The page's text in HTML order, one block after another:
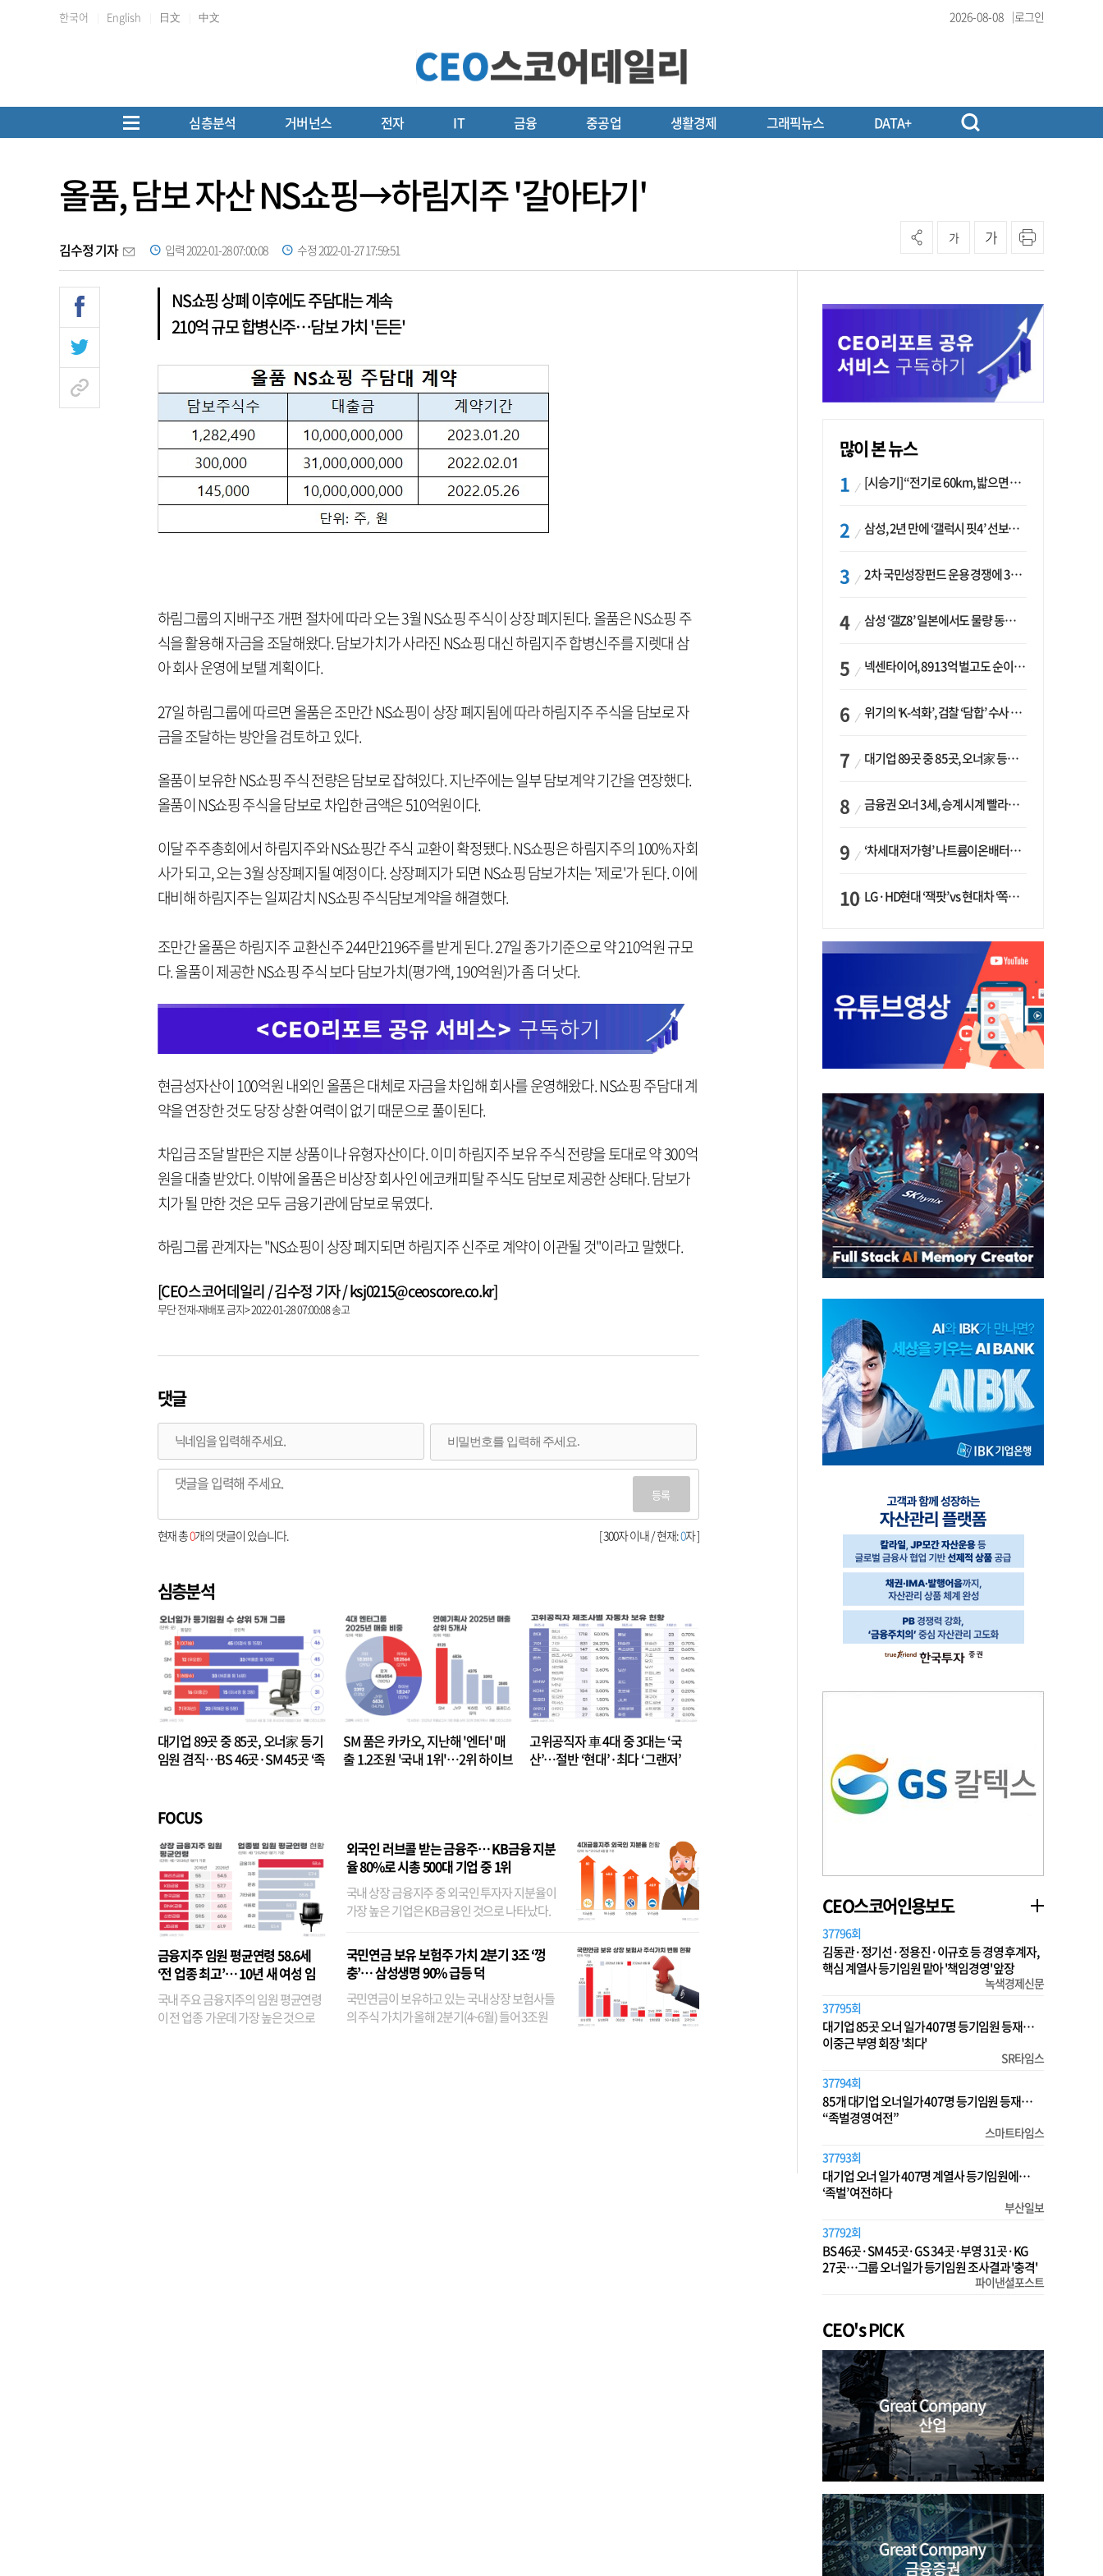
한국어 English 日文 中文 2026-08-08 로그인
심층분석 거버넌스 전자 IT 금융 중공업 생활경제 그래픽뉴스 DATA+
올품, 담보 자산 NS쇼핑→하림지주 '갈아타기'
김수정 기자 입력 2022-01-28 07:00:08 수정 2022-01-27 17:59:51
가 가
NS쇼핑 상폐 이후에도 주담대는 계속
210억 규모 합병신주…담보 가치 '든든'
하림그룹의 지배구조 개편 절차에 따라 오는 3월 NS쇼핑 주식이 상장 폐지된다. 올품은 NS쇼핑 주
식을 활용해 자금을 조달해왔다. 담보가치가 사라진 NS쇼핑 대신 하림지주 합병신주를 지렛대 삼
아 회사 운영에 보탤 계획이다.
27일 하림그룹에 따르면 올품은 조만간 NS쇼핑이 상장 폐지됨에 따라 하림지주 주식을 담보로 자
금을 조달하는 방안을 검토하고 있다.
올품이 보유한 NS쇼핑 주식 전량은 담보로 잡혀있다. 지난주에는 일부 담보계약 기간을 연장했다.
올품이 NS쇼핑 주식을 담보로 차입한 금액은 510억원이다.
이달 주주총회에서 하림지주와 NS쇼핑간 주식 교환이 확정됐다. NS쇼핑은 하림지주의 100% 자회
사가 되고, 오는 3월 상장폐지될 예정이다. 상장폐지가 되면 NS쇼핑 담보가치는 '제로'가 된다. 이에
대비해 하림지주는 일찌감치 NS쇼핑 주식담보계약을 해결했다.
조만간 올품은 하림지주 교환신주 244만2196주를 받게 된다. 27일 종가기준으로 약 210억원 규모
다. 올품이 제공한 NS쇼핑 주식 보다 담보가치(평가액, 190억원)가 좀 더 낫다.
현금성자산이 100억원 내외인 올품은 대체로 자금을 차입해 회사를 운영해왔다. NS쇼핑 주담대 계
약을 연장한 것도 당장 상환 여력이 없기 때문으로 풀이된다.
차입금 조달 발판은 지분 상품이나 유형자산이다. 이미 하림지주 보유 주식 전량을 토대로 약 300억
원을 대출 받았다. 이밖에 올품은 비상장 회사인 에코캐피탈 주식도 담보로 제공한 상태다. 담보가
치가 될 만한 것은 모두 금융기관에 담보로 묶였다.
하림그룹 관계자는 "NS쇼핑이 상장 폐지되면 하림지주 신주로 계약이 이관될 것"이라고 말했다.
[CEO스코어데일리 / 김수정 기자 / ksj0215@ceoscore.co.kr]
무단 전재-재배포 금지> 2022-01-28 07:00:08 송고
댓글
등록
[ 300자 이내 / 현재:0자 ]
현재 총0개의 댓글이 있습니다.
심층분석
대기업 89곳 중 85곳, 오너家 등기
임원 겸직…BS 46곳·SM 45곳 ‘족
SM 품은 카카오, 지난해 '엔터' 매
출 1.2조원 '국내 1위'…2위 하이브
고위공직자 車 4대 중 3대는 ‘국
산’…절반 ‘현대’·최다 ‘그랜저’
FOCUS
금융지주 임원 평균연령 58.6세
‘전 업종 최고’… 10년 새 여성 임
원은 14배 껑충
국내 주요 금융지주의 임원 평균연령
이 전 업종 가운데 가장 높은 것으로
외국인 러브콜 받는 금융주… KB금융 지분
율 80%로 시총 500대 기업 중 1위
국내 상장 금융지주 중 외국인 투자자 지분율이
가장 높은 기업은 KB금융인 것으로 나타났다.
융이었다. 특히 KB금융은 지난달 말 기준 해외
기관투자자 지분율이...
국민연금 보유 보험주 가치 2분기 3조 ‘껑
충’… 삼성생명 90% 급등 덕
국민연금이 보유하고 있는 국내 상장 보험사들
의 주식 가치가 올해 2분기(4~6월) 들어 3조원
많이 본 뉴스
[시승기] “전기로 60km, 밟으면 462마력”…볼보 XC60 T8의 두 얼굴
삼성, 2년 만에 ‘갤럭시 핏4’ 선보이나…웨어러블 생태계 확장 ‘시동’
2차 국민성장펀드 운용 경쟁에 33개사 몰렸다…신한·하나 등 새 얼굴 대거 합류
삼성 ‘갤Z8’ 일본에서도 물량 동났다…애플 참전 앞두고 선두 수성 ‘시험대’
넥센타이어, 8913억 벌고도 순이익 2억…유럽 세부담에 이익 증발
위기의 ‘K-석화’, 검찰 ‘담합’ 수사 착수…“LG·한화·롯데 등 7개 업체, 8개 제품 가격 담합”
대기업 89곳 중 85곳, 오너家 등기임원 겸직…BS 46곳·SM 45곳 ‘족벌경영’ 고착화
금융권 오너 3세, 승계 시계 빨라지나…한국투자 ‘속도’·미래에셋·메리츠는 ‘거리두기’
‘차세대 저가형’ 나트륨이온배터리 시대 오나…LG화학·에코프로, 상용화 속도낸다
LG·HD현대 ‘잭팟’ vs 현대차 ‘쪽박’…글로벌 사모펀드, 韓 대기업 투자 ‘희비’
CEO스코어인용보도
37796회
김동관·정기선·정용진·이규호 등 경영 후계자,
핵심 계열사 등기임원 맡아 '책임경영' 앞장
녹색경제신문
37795회
대기업 85곳 오너 일가 407명 등기임원 등재…
이중근 부영 회장 '최다'
SR타임스
37794회
85개 대기업 오너일가 407명 등기임원 등재…
“족벌경영 여전”
스마트타임스
37793회
대기업 오너 일가 407명 계열사 등기임원에…
‘족벌’ 여전하다
부산일보
37792회
BS 46곳·SM 45곳·GS 34곳·부영 31곳·KG
27곳…그룹 오너일가 등기임원 조사결과 '충격'
파이낸셜포스트
CEO's PICK